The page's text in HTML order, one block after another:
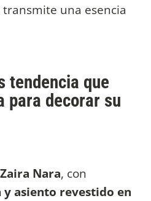
una esencia
tendencia que
para decorar su
Zaira Nara, con
asiento revestido en